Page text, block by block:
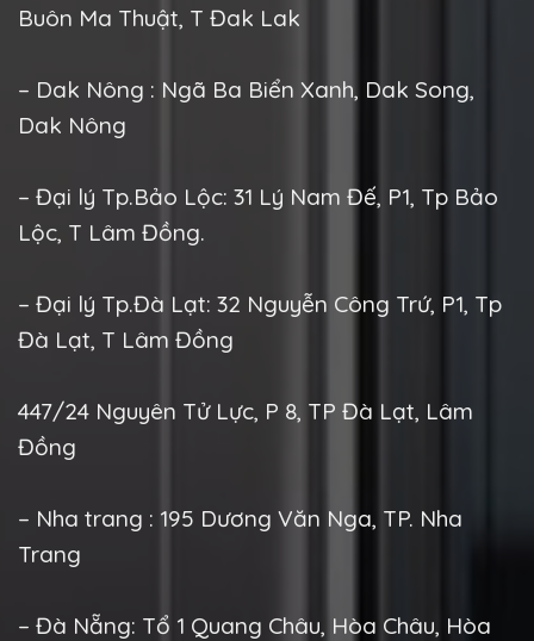
Buôn Ma Thuật, T Đak Lak
– Dak Nông : Ngã Ba Biển Xanh, Dak Song,
Dak Nông
– Đại lý Tp.Bảo Lộc: 31 Lý Nam Đế, P1, Tp Bảo
Lộc, T Lâm Đồng.
– Đại lý Tp.Đà Lạt: 32 Nguyễn Công Trứ, P1, Tp
Đà Lạt, T Lâm Đồng
447/24 Nguyên Tử Lực, P 8, TP Đà Lạt, Lâm
Đồng
– Nha trang : 195 Dương Văn Nga, TP. Nha
Trang
– Đà Nẵng: Tổ 1 Quang Châu, Hòa Châu, Hòa